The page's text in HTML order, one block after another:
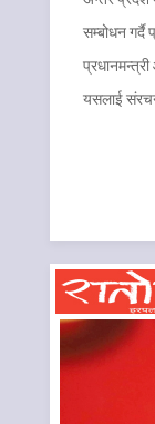
सम्बोधन गर्दै
यसलाई